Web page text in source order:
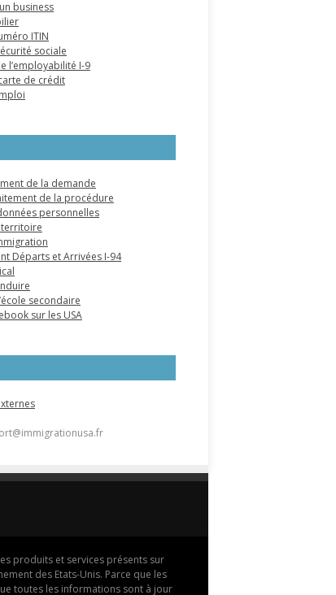
business
ITIN
sociale
l’employabilité I-9
de crédit
de la demande
de la procédure
personnelles
territoire
Départs et Arrivées I-94
secondaire
sur les USA
produits et services présents sur
des Etats-Unis. Parce que les
toutes les informations sont à jour